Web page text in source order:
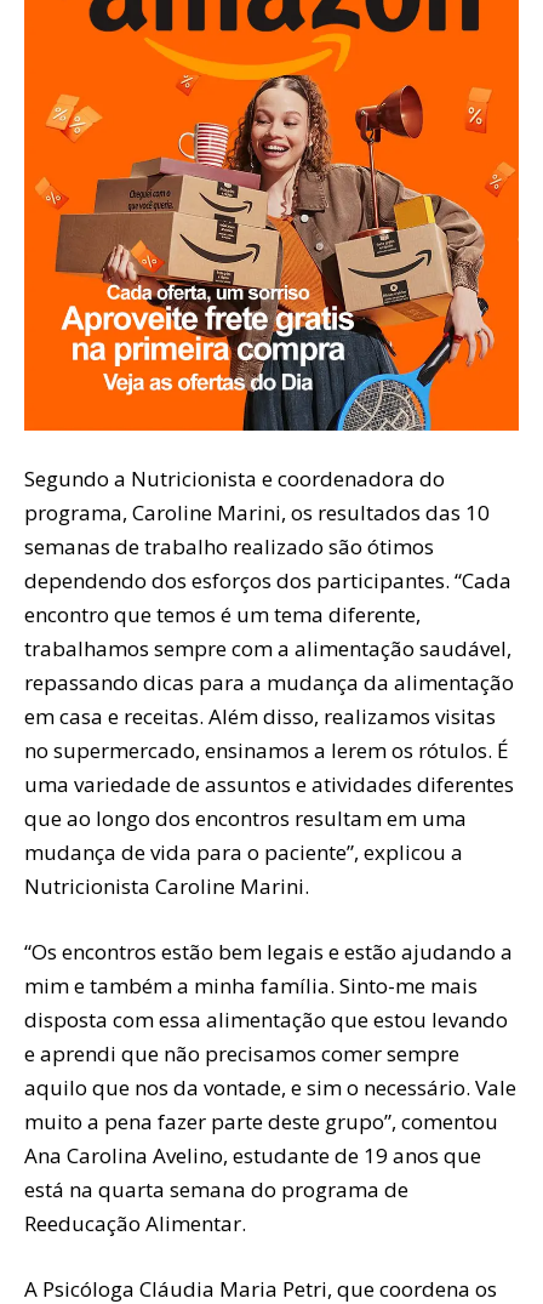
Segundo a Nutricionista e coordenadora do
programa, Caroline Marini, os resultados das 10
semanas de trabalho realizado são ótimos
dependendo dos esforços dos participantes. “Cada
encontro que temos é um tema diferente,
trabalhamos sempre com a alimentação saudável,
repassando dicas para a mudança da alimentação
em casa e receitas. Além disso, realizamos visitas
no supermercado, ensinamos a lerem os rótulos. É
uma variedade de assuntos e atividades diferentes
que ao longo dos encontros resultam em uma
mudança de vida para o paciente”, explicou a
Nutricionista Caroline Marini.
“Os encontros estão bem legais e estão ajudando a
mim e também a minha família. Sinto-me mais
disposta com essa alimentação que estou levando
e aprendi que não precisamos comer sempre
aquilo que nos da vontade, e sim o necessário. Vale
muito a pena fazer parte deste grupo”, comentou
Ana Carolina Avelino, estudante de 19 anos que
está na quarta semana do programa de
Reeducação Alimentar.
A Psicóloga Cláudia Maria Petri, que coordena os